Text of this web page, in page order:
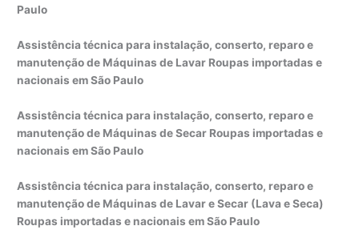
Paulo
Assistência técnica para instalação, conserto, reparo e
manutenção de Máquinas de Lavar Roupas importadas e
nacionais em São Paulo
Assistência técnica para instalação, conserto, reparo e
manutenção de Máquinas de Secar Roupas importadas e
nacionais em São Paulo
Assistência técnica para instalação, conserto, reparo e
manutenção de Máquinas de Lavar e Secar (Lava e Seca)
Roupas importadas e nacionais em São Paulo